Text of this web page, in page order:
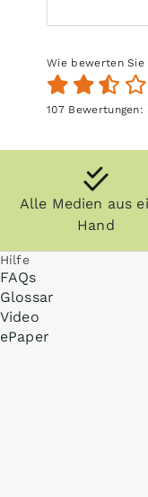
Wie bewerten Sie
107Bewertungen:
Alle Medien aus
Hand
Hilfe
FAQs
Glossar
Video
ePaper